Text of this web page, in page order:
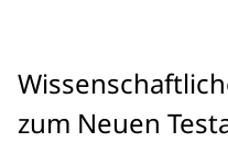
zum Neuen